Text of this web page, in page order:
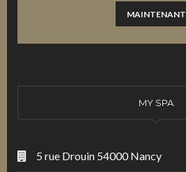
MAINTENANT
MY SPA
5 rue Drouin 54000 Nancy